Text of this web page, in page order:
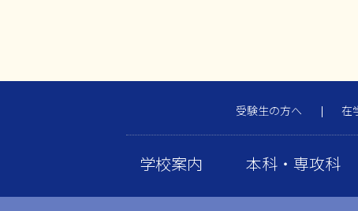
受験生の方へ 在
学校案内 本科・専攻科